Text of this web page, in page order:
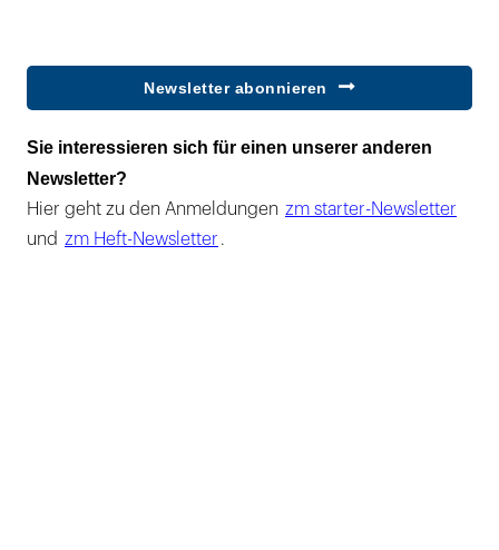
Newsletter abonnieren
Sie interessieren sich für einen unserer anderen
Newsletter?
Hier geht zu den Anmeldungen zm starter-Newsletter
und zm Heft-Newsletter .